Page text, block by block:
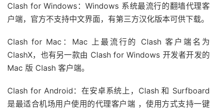
Clash for Windows：Windows 系统最流行的翻墙代理客
户端，官方不支持中文界面，有第三方汉化版本可供下载。
Clash for Mac：Mac 上最流行的 Clash 客户端名为
ClashX，也有另一款由 Clash for Windows 开发者开发的
Mac 版 Clash 客户端。
Clash for Android：在安卓系统上，Clash 和 Surfboard
是最适合机场用户使用的代理客户端 ，使用方式支持一键